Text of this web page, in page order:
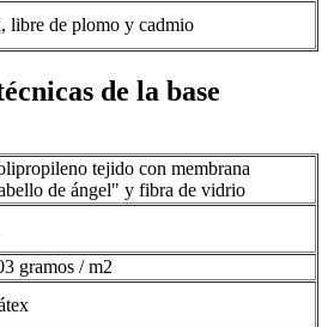
libre de plomo y cadmio
de la base
tejido con membrana
de ángel" y fibra de vidrio
gramos / m2